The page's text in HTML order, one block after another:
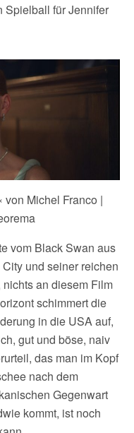
Spielball für Jennifer
Michel Franco |
vom Black Swan aus
und seiner reichen
an diesem Film
schimmert die
in die USA auf,
gut und böse, naiv
das man im Kopf
nach dem
Gegenwart
kommt, ist noch